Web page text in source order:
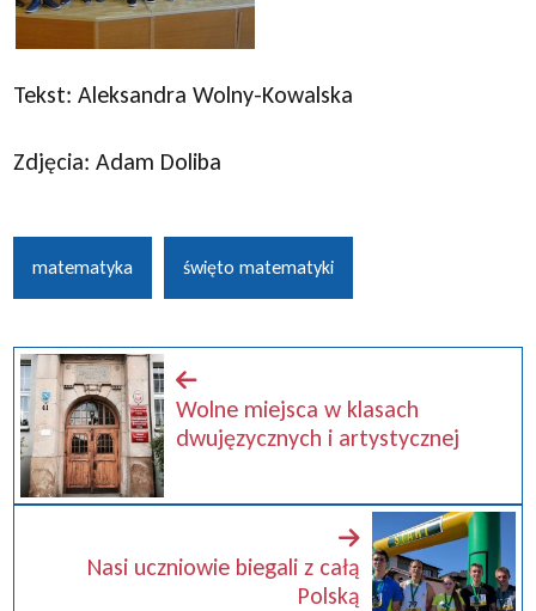
Tekst: Aleksandra Wolny-Kowalska
Zdjęcia: Adam Doliba
matematyka święto matematyki
Wolne miejsca w klasach
dwujęzycznych i artystycznej
Nasi uczniowie biegali z całą
Polską